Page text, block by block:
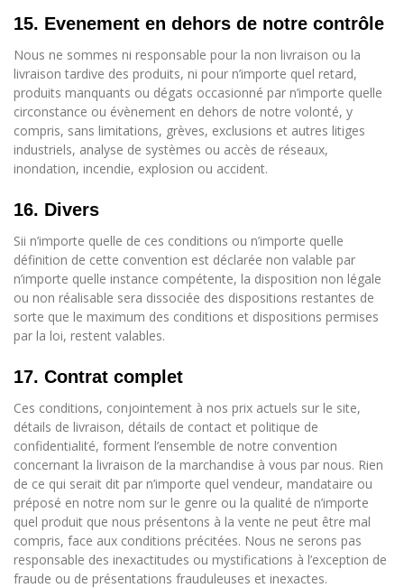
15. Evenement en dehors de notre contrôle
Nous ne sommes ni responsable pour la non livraison ou la
livraison tardive des produits, ni pour n’importe quel retard,
produits manquants ou dégats occasionné par n’importe quelle
circonstance ou évènement en dehors de notre volonté, y
compris, sans limitations, grèves, exclusions et autres litiges
industriels, analyse de systèmes ou accès de réseaux,
inondation, incendie, explosion ou accident.
16. Divers
Sii n’importe quelle de ces conditions ou n’importe quelle
définition de cette convention est déclarée non valable par
n’importe quelle instance compétente, la disposition non légale
ou non réalisable sera dissociée des dispositions restantes de
sorte que le maximum des conditions et dispositions permises
par la loi, restent valables.
17. Contrat complet
Ces conditions, conjointement à nos prix actuels sur le site,
détails de livraison, détails de contact et politique de
confidentialité, forment l’ensemble de notre convention
concernant la livraison de la marchandise à vous par nous. Rien
de ce qui serait dit par n’importe quel vendeur, mandataire ou
préposé en notre nom sur le genre ou la qualité de n’importe
quel produit que nous présentons à la vente ne peut être mal
compris, face aux conditions précitées. Nous ne serons pas
responsable des inexactitudes ou mystifications à l’exception de
fraude ou de présentations frauduleuses et inexactes.